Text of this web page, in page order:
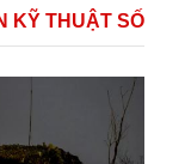
KỸ THUẬT SỐ